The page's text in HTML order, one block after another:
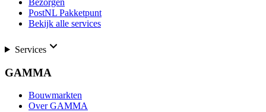
PostNL Pakketpunt
Bekijk alle services
Services
GAMMA
Bouwmarkten
Over GAMMA